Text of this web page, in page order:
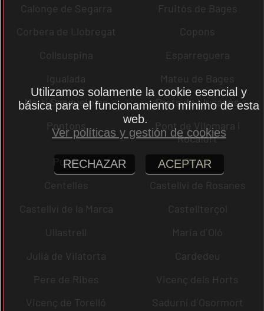
Calonge de Segarra
Fruitós de Bages
Corbera de Llobregat
Copons
Collsuspina
Esparreguera
Igualada
Mateu de Bages
Martí Sesgueioles
Prats de Lluçanès
Pontons
Pont de Vilomara i
Rocafort
Pujalt
Cercs
Centelles
Castellví de Rosanes
Castellví de la Marca
Castellterçol
Ullastrell
Maria d´Oló
Julià de Vilatorta
Cardedeu
Pere de Ribes
Vicenç dels Horts
Vicenç de Torelló
Sadurní d´Osormort
Utilizamos solamente la cookie esencial y
básica para el funcionamiento mínimo de esta
web.
Ver políticas y gestión de cookies
RECHAZAR ACEPTAR